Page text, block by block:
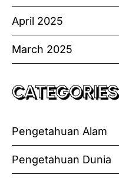
April 2025
March 2025
CATEGORIES
Pengetahuan Alam
Pengetahuan Dunia